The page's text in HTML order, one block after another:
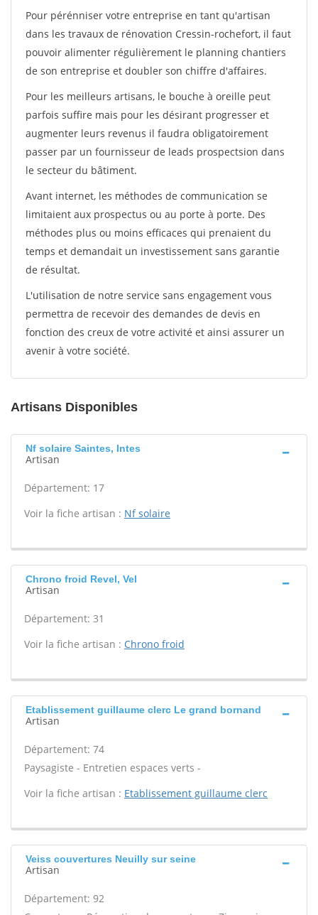
Pour pérénniser votre entreprise en tant qu'artisan
dans les travaux de rénovation Cressin-rochefort, il faut
pouvoir alimenter régulièrement le planning chantiers
de son entreprise et doubler son chiffre d'affaires.
Pour les meilleurs artisans, le bouche à oreille peut
parfois suffire mais pour les désirant progresser et
augmenter leurs revenus il faudra obligatoirement
passer par un fournisseur de leads prospectsion dans
le secteur du bâtiment.
Avant internet, les méthodes de communication se
limitaient aux prospectus ou au porte à porte. Des
méthodes plus ou moins efficaces qui prenaient du
temps et demandait un investissement sans garantie
de résultat.
L'utilisation de notre service sans engagement vous
permettra de recevoir des demandes de devis en
fonction des creux de votre activité et ainsi assurer un
avenir à votre société.
Artisans Disponibles
Nf solaire Saintes, Intes
Artisan
Département: 17
Voir la fiche artisan : Nf solaire
Chrono froid Revel, Vel
Artisan
Département: 31
Voir la fiche artisan : Chrono froid
Etablissement guillaume clerc Le grand bornand
Artisan
Département: 74
Paysagiste - Entretien espaces verts -
Voir la fiche artisan : Etablissement guillaume clerc
Veiss couvertures Neuilly sur seine
Artisan
Département: 92